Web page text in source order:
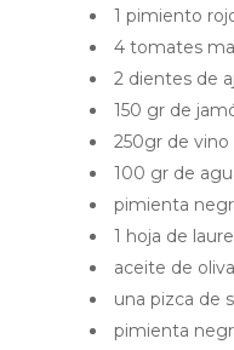
1 pimiento
4 tomates
2 dientes de
150 gr de
250gr de vino
100 gr de
pimienta
1 hoja de laurel
aceite de
una pizca de
pimienta